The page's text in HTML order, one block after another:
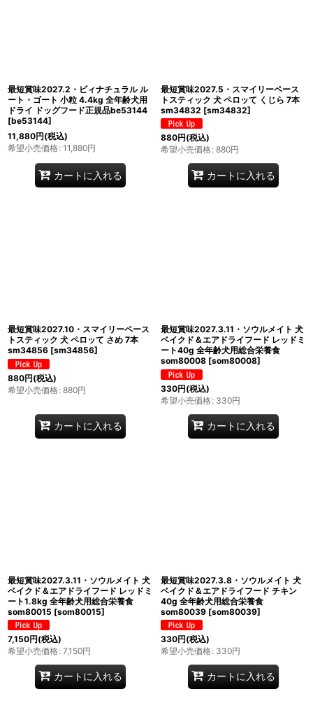
最短賞味2027.2・ビィナチュラル ル
ート・ゴート 小粒 4.4kg 全年齢犬用
ドライ ドッグフード正規品be53144
[be53144]
11,880円(税込)
希望小売価格: 11,880円
カートに入れる
最短賞味2027.5・スマイリーペース
トスティック 犬 ペロッて くじら 7本
sm34832 [sm34832]
880円(税込)
希望小売価格: 880円
カートに入れる
最短賞味2027.10・スマイリーペース
トスティック 犬 ペロッて さめ 7本
sm34856 [sm34856]
880円(税込)
希望小売価格: 880円
カートに入れる
最短賞味2027.3.11・ソウルメイト 犬
ベイクド＆エアドライフード レッドミ
ート40g 全年齢犬用総合栄養食
som80008 [som80008]
330円(税込)
希望小売価格: 330円
カートに入れる
最短賞味2027.3.11・ソウルメイト 犬
ベイクド＆エアドライフード レッドミ
ート1.8kg 全年齢犬用総合栄養食
som80015 [som80015]
7,150円(税込)
希望小売価格: 7,150円
カートに入れる
最短賞味2027.3.8・ソウルメイト 犬
ベイクド＆エアドライフード チキン
40g 全年齢犬用総合栄養食
som80039 [som80039]
330円(税込)
希望小売価格: 330円
カートに入れる